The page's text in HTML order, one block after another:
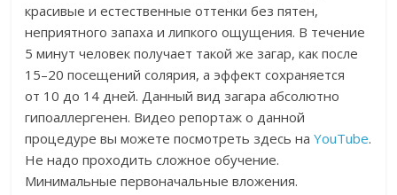
красивые и естественные оттенки без пятен,
неприятного запаха и липкого ощущения. В течение
5 минут человек получает такой же загар, как после
15–20 посещений солярия, а эффект сохраняется
от 10 до 14 дней. Данный вид загара абсолютно
гипоаллергенен. Видео репортаж о данной
процедуре вы можете посмотреть здесь наYouTube.
Не надо проходить сложное обучение.
Минимальные первоначальные вложения.